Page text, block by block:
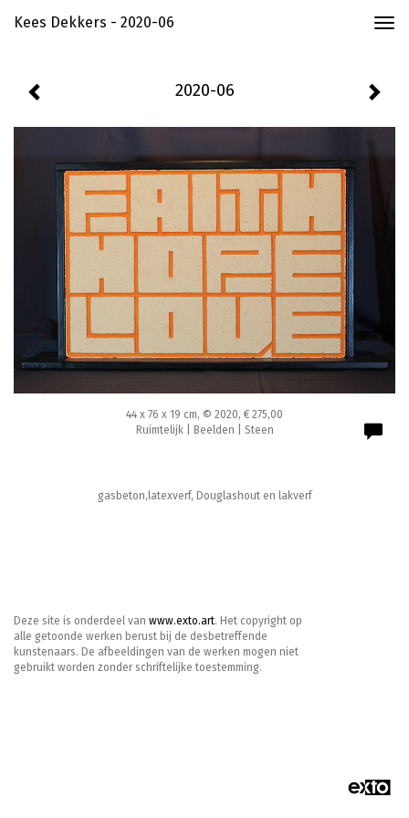
Kees Dekkers - 2020-06
2020-06
44 x 76 x 19 cm, © 2020, € 275,00
Ruimtelijk | Beelden | Steen
gasbeton,latexverf, Douglashout en lakverf
Deze site is onderdeel van www.exto.art. Het copyright op
alle getoonde werken berust bij de desbetreffende
kunstenaars. De afbeeldingen van de werken mogen niet
gebruikt worden zonder schriftelijke toestemming.